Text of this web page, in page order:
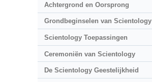
Achtergrond en Oorsprong
Grondbeginselen van Scientology
Scientology Toepassingen
Ceremoniën van Scientology
De Scientology Geestelijkheid